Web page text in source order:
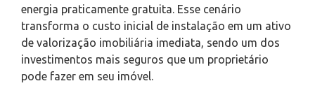
energia praticamente gratuita. Esse cenário
transforma o custo inicial de instalação em um ativo
de valorização imobiliária imediata, sendo um dos
investimentos mais seguros que um proprietário
pode fazer em seu imóvel.